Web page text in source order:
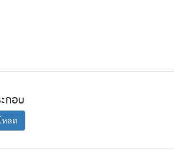
กอบ
หลด